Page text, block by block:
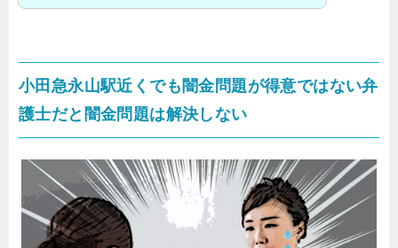
小田急永山駅近くでも闇金問題が得意ではない弁
護士だと闇金問題は解決しない